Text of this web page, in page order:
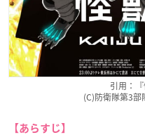
引用：『
(C)防衛隊第3
【あらすじ】